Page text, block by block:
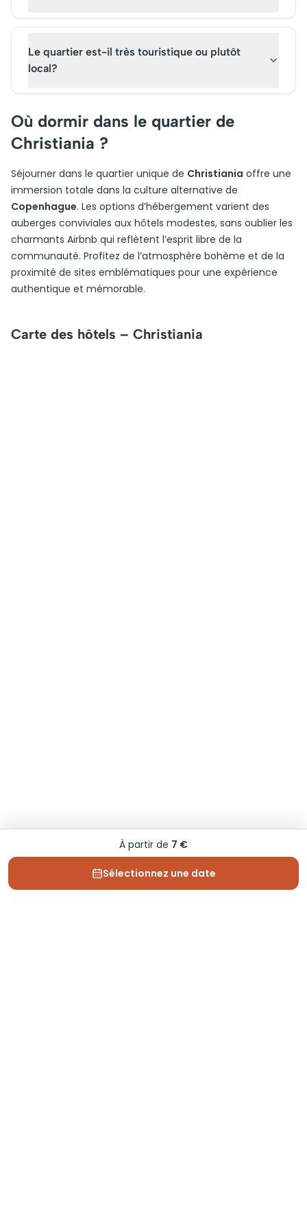
Le quartier est-il très touristique ou plutôt
local?
Où dormir dans le quartier de
Christiania ?
Séjourner dans le quartier unique de Christiania offre une
immersion totale dans la culture alternative de
Copenhague. Les options d’hébergement varient des
auberges conviviales aux hôtels modestes, sans oublier les
charmants Airbnb qui reflètent l’esprit libre de la
communauté. Profitez de l’atmosphère bohème et de la
proximité de sites emblématiques pour une expérience
authentique et mémorable.
Carte des hôtels – Christiania
À partir de 7 €
Sélectionnez une date